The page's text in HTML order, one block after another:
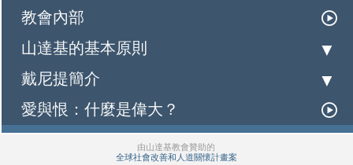
教會內部
山達基的基本原則
戴尼提簡介
愛與恨：什麼是偉大？
由山達基教會贊助的
全球社會改善和人道關懷計畫案